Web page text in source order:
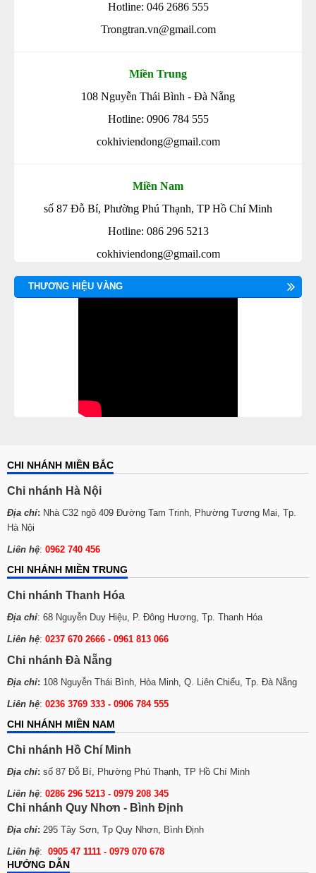
Hotline: 046 2686 555
Trongtran.vn@gmail.com
Miền Trung
108 Nguyễn Thái Bình - Đà Nẵng
Hotline: 0906 784 555
cokhiviendong@gmail.com
Miền Nam
số 87 Đỗ Bí, Phường Phú Thạnh, TP Hồ Chí Minh
Hotline: 086 296 5213
cokhiviendong@gmail.com
THƯƠNG HIỆU VÀNG
CHI NHÁNH MIỀN BẮC
Chi nhánh Hà Nội
Địa chỉ: Nhà C32 ngõ 409 Đường Tam Trinh, Phường Tương Mai, Tp.
Hà Nội
Liên hệ: 0962 740 456
CHI NHÁNH MIỀN TRUNG
Chi nhánh Thanh Hóa
Địa chỉ: 68 Nguyễn Duy Hiệu, P. Đông Hương, Tp. Thanh Hóa
Liên hệ: 0237 670 2666 - 0961 813 066
Chi nhánh Đà Nẵng
Địa chỉ: 108 Nguyễn Thái Bình, Hòa Minh, Q. Liên Chiểu, Tp. Đà Nẵng
Liên hệ: 0236 3769 333 - 0906 784 555
CHI NHÁNH MIỀN NAM
Chi nhánh Hồ Chí Minh
Địa chỉ: số 87 Đỗ Bí, Phường Phú Thạnh, TP Hồ Chí Minh
Liên hệ: 0286 296 5213 - 0979 208 345
Chi nhánh Quy Nhơn - Bình Định
Địa chỉ: 295 Tây Sơn, Tp Quy Nhơn, Bình Định
Liên hệ: 0905 47 1111 - 0979 070 678
HƯỚNG DẪN